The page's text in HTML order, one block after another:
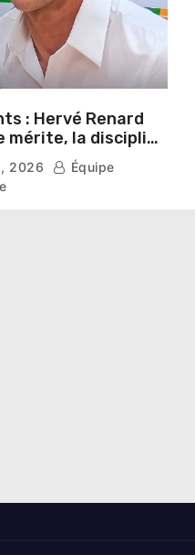
: Hervé Renard
mérite, la discipline
collectif pour un
départ
2026
Équipe